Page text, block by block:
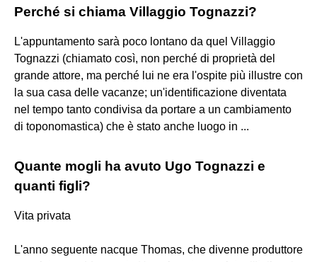
Perché si chiama Villaggio Tognazzi?
L'appuntamento sarà poco lontano da quel Villaggio
Tognazzi (chiamato così, non perché di proprietà del
grande attore, ma perché lui ne era l'ospite più illustre con
la sua casa delle vacanze; un'identificazione diventata
nel tempo tanto condivisa da portare a un cambiamento
di toponomastica) che è stato anche luogo in ...
Quante mogli ha avuto Ugo Tognazzi e
quanti figli?
Vita privata
L'anno seguente nacque Thomas, che divenne produttore